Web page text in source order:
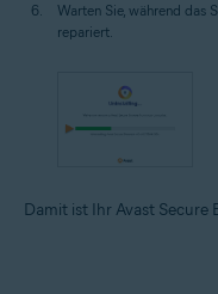
Warten Sie, während das
repariert.
Damit ist Ihr Avast Secure